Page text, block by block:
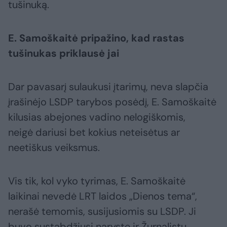
tušinuką.
E. Samoškaitė pripažino, kad rastas
tušinukas priklausė jai
Dar pavasarį sulaukusi įtarimų, neva slapčia
įrašinėjo LSDP tarybos posėdį, E. Samoškaitė
kilusias abejones vadino nelogiškomis,
neigė dariusi bet kokius neteisėtus ar
neetiškus veiksmus.
Vis tik, kol vyko tyrimas, E. Samoškaitė
laikinai nevedė LRT laidos „Dienos tema“,
nerašė temomis, susijusiomis su LSDP. Ji